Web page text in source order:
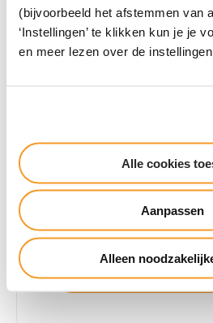
(bijvoorbeeld het afstemmen van
‘Instellingen’ te klikken kun je je
en meer lezen over de instellingen.
Alle cookies
Aanpassen
Alleen
Douwe maakte de
magazijnwerk naar
Lees zijn